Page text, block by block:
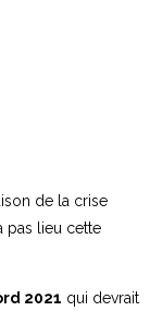
de la crise
pas lieu cette
2021 qui devrait